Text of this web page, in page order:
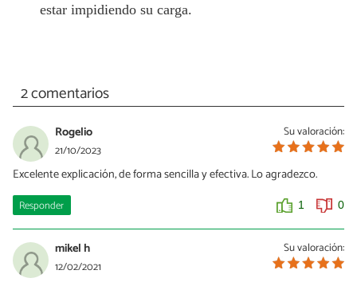
estar impidiendo su carga.
2 comentarios
Su valoración:
Rogelio
21/10/2023
Excelente explicación, de forma sencilla y efectiva. Lo agradezco.
Responder 1 0
Su valoración:
mikel h
12/02/2021